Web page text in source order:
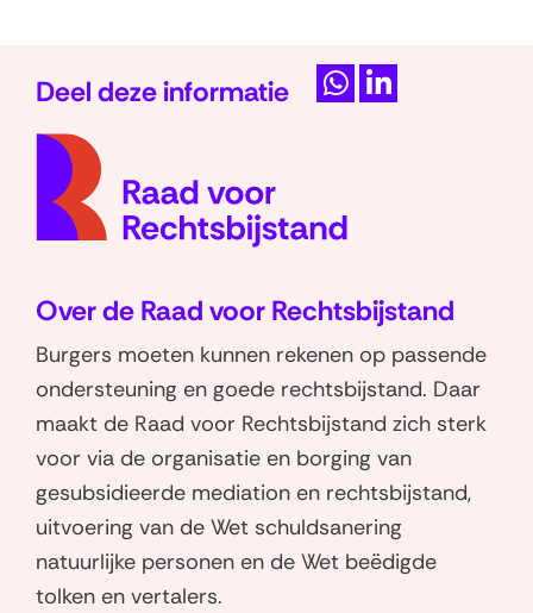
u
n
t
r
)
Deel deze informatie
n
p
h
a
t
s
a
p
p
p
i
n
k
e
d
I
n
Over de Raad voor Rechtsbijstand
Burgers moeten kunnen rekenen op passende
ondersteuning en goede rechtsbijstand. Daar
maakt de Raad voor Rechtsbijstand zich sterk
voor via de organisatie en borging van
gesubsidieerde mediation en rechtsbijstand,
uitvoering van de Wet schuldsanering
natuurlijke personen en de Wet beëdigde
tolken en vertalers.